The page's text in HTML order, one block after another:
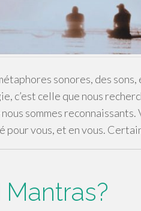
sonores, des
c’est celle que nous
sommes
pour vous, et en vous.